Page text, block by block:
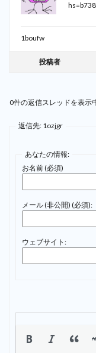
1boufw
投稿者
0件の返信スレッドを表示
返信先: 1ozjgr
あなたの情報:
お名前 (必須)
メール (非公開) (必須):
ウェブサイト: